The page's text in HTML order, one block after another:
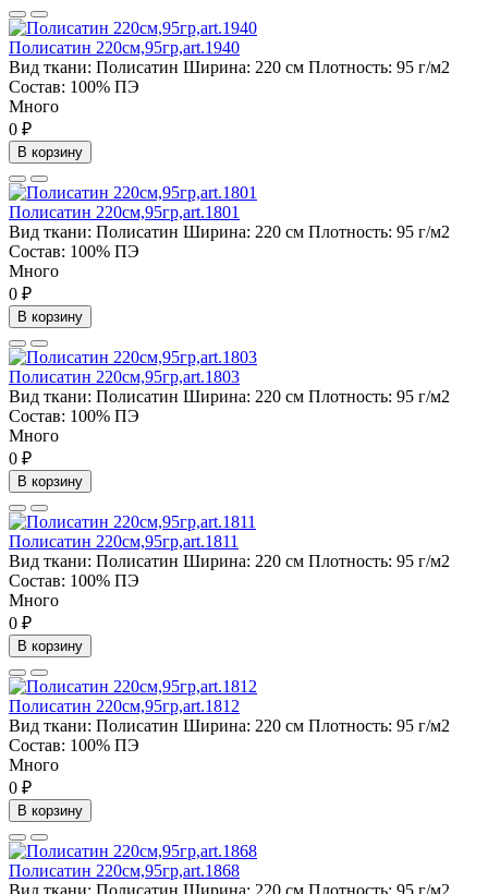
Полисатин 220см,95гр,art.1940
Вид ткани: Полисатин Ширина: 220 см Плотность: 95 г/м2
Состав: 100% ПЭ
Много
0 ₽
В корзину
Полисатин 220см,95гр,art.1801
Вид ткани: Полисатин Ширина: 220 см Плотность: 95 г/м2
Состав: 100% ПЭ
Много
0 ₽
В корзину
Полисатин 220см,95гр,art.1803
Вид ткани: Полисатин Ширина: 220 см Плотность: 95 г/м2
Состав: 100% ПЭ
Много
0 ₽
В корзину
Полисатин 220см,95гр,art.1811
Вид ткани: Полисатин Ширина: 220 см Плотность: 95 г/м2
Состав: 100% ПЭ
Много
0 ₽
В корзину
Полисатин 220см,95гр,art.1812
Вид ткани: Полисатин Ширина: 220 см Плотность: 95 г/м2
Состав: 100% ПЭ
Много
0 ₽
В корзину
Полисатин 220см,95гр,art.1868